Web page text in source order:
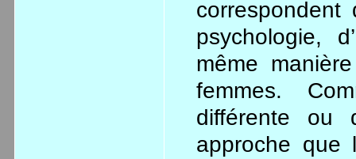
correspondent
psychologie,
même
femmes.
différente ou
approche que